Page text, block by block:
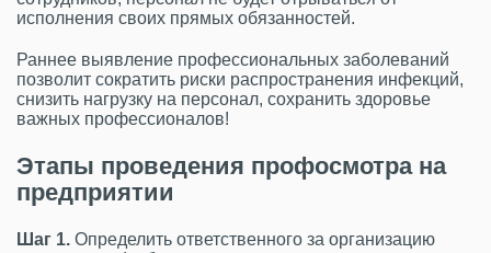
исполнения своих прямых обязанностей.
Раннее выявление профессиональных заболеваний
позволит сократить риски распространения инфекций,
снизить нагрузку на персонал, сохранить здоровье
важных профессионалов!
Этапы проведения профосмотра на
предприятии
Шаг 1. Определить ответственного за организацию